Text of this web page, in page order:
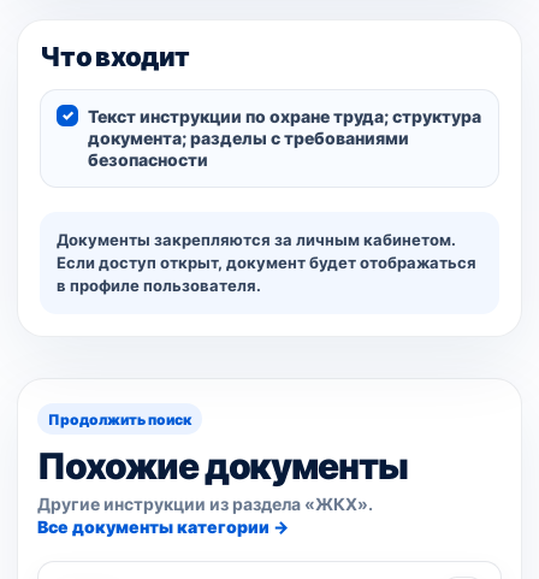
Что входит
Текст инструкции по охране труда; структура
документа; разделы с требованиями
безопасности
Документы закрепляются за личным кабинетом.
Если доступ открыт, документ будет отображаться
в профиле пользователя.
Продолжить поиск
Похожие документы
Другие инструкции из раздела «ЖКХ».
Все документы категории →